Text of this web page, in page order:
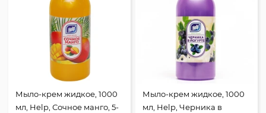
Мыло-крем жидкое, 1000
мл, Help, Сочное манго, 5-
Мыло-крем жидкое, 1000
мл, Help, Черника в